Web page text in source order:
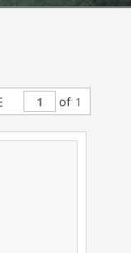
of 1